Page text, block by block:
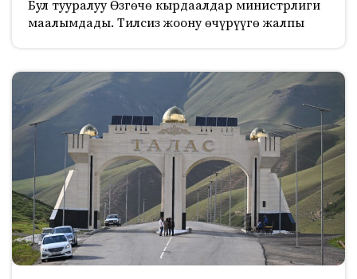
Бул тууралуу Өзгөчө кырдаалдар министрлиги
маалымдады. Тилсиз жоону өчүрүүгө жалпы